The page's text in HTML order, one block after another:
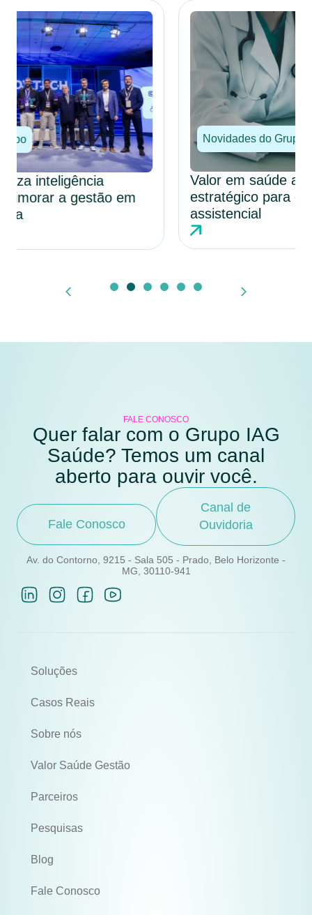
Novidades do Grupo
Valor em saúde avança como modelo
estratégico para eficiência e qualidade
FALE CONOSCO
Quer falar com o Grupo IAG
Saúde? Temos um canal
aberto para ouvir você.
Fale Conosco
Canal de
Ouvidoria
Av. do Contorno, 9215 - Sala 505 - Prado, Belo Horizonte -
MG, 30110-941
Soluções
Casos Reais
Sobre nós
Valor Saúde Gestão
Parceiros
Pesquisas
Blog
Fale Conosco